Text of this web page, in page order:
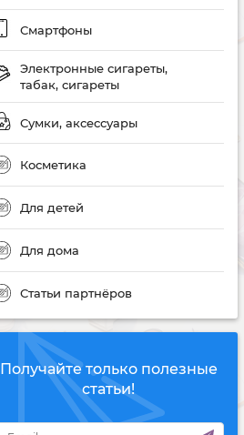
Смартфоны
Электронные сигареты,
табак, сигареты
Сумки, аксессуары
Косметика
Для детей
Для дома
Статьи партнёров
Получайте только полезные
статьи!